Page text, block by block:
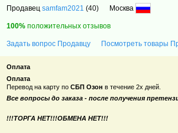
Продавецsamfam2021 (40) Москва
100% положительных отзывов
Задать вопрос Продавцу Посмотреть товары
Оплата
Оплата
Перевод на карту поСБП Озонв течение 2х дней.
Все вопросы до заказа - после получения
!!!ТОРГА НЕТ!!!ОБМЕНА НЕТ!!!